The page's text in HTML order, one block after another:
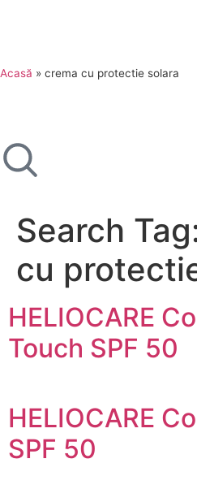
Acasă » crema cu protectie solara
Search
cu
HELIOCARE
Touch SPF 50
HELIOCARE
SPF 50